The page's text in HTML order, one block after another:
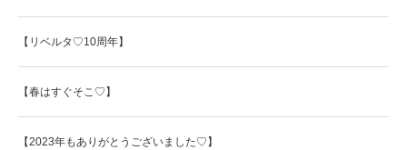
【リベルタ♡10周年】
【春はすぐそこ♡】
【2023年もありがとうございました♡】